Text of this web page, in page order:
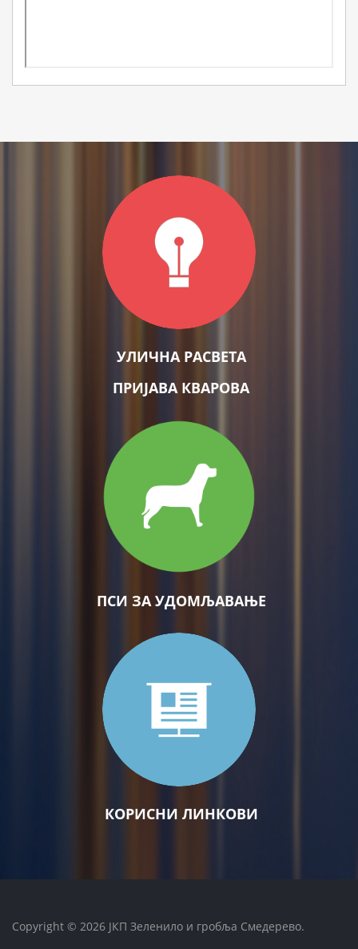
УЛИЧНА РАСВЕТА
ПРИЈАВА КВАРОВА
ПСИ ЗА УДОМЉАВАЊЕ
КОРИСНИ ЛИНКОВИ
Copyright © 2026 ЈКП Зеленило и гробља Смедерево.